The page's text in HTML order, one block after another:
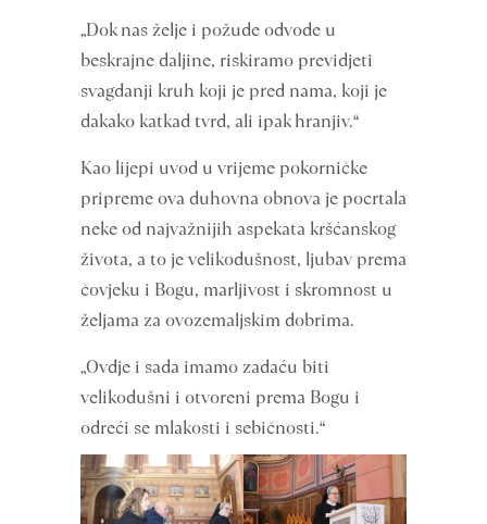
„Dok nas želje i požude odvode u
beskrajne daljine, riskiramo previdjeti
svagdanji kruh koji je pred nama, koji je
dakako katkad tvrd, ali ipak hranjiv.“
Kao lijepi uvod u vrijeme pokorničke
pripreme ova duhovna obnova je pocrtala
neke od najvažnijih aspekata kršćanskog
života, a to je velikodušnost, ljubav prema
čovjeku i Bogu, marljivost i skromnost u
željama za ovozemaljskim dobrima.
„Ovdje i sada imamo zadaću biti
velikodušni i otvoreni prema Bogu i
odreći se mlakosti i sebičnosti.“